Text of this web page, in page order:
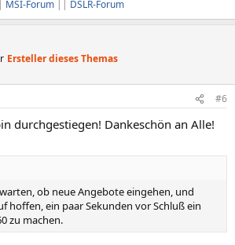
MSI-Forum DSLR-Forum
Ersteller dieses Themas
#6
durchgestiegen! Dankeschön an Alle!
ob neue Angebote eingehen, und
hoffen, ein paar Sekunden vor Schluß ein
zu machen.